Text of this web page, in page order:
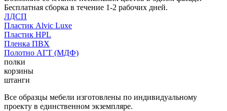
Бесплатная сборка в течение 1-2 рабочих дней.
ЛДСП
Пластик Alvic Luxe
Пластик HPL
Пленка ПВХ
Полотно АГТ (МДФ)
полки
корзины
штанги
Все образцы мебели изготовлены по индивидуальному
проекту в единственном экземпляре.